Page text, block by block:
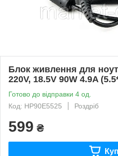
Блок живлення для
220V, 18.5V 90W 4.9A
Готово до відправки 4 од.
Код: HP90E5525
Роздріб
599 ₴